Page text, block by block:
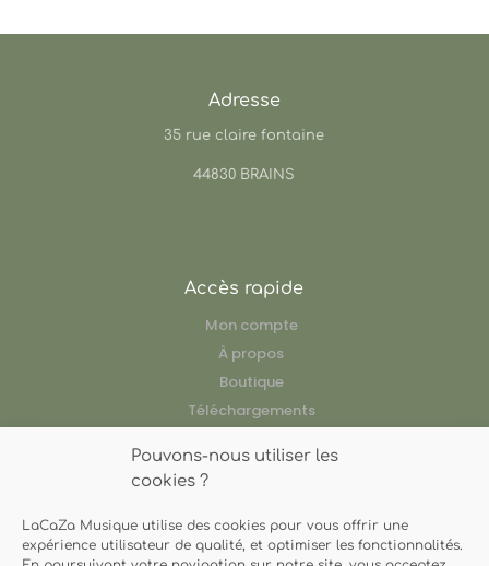
Pouvons-nous utiliser les
cookies ?
LaCaZa Musique utilise des cookies pour vous offrir une
expérience utilisateur de qualité, et optimiser les fonctionnalités.
Adresse
35 rue claire fontaine
44830 BRAINS
Accès rapide
Mon compte
À propos
Boutique
Téléchargements
Nos artistes
Contact